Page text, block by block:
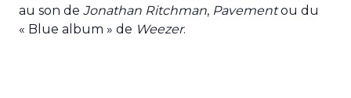
au son de Jonathan Ritchman, Pavementou du
« Blue album » de Weezer.